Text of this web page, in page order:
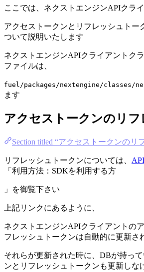
ここでは、ネクストエンジンAPIクラ
アクセストークンとリフレッシュトー
ついて説明いたします
ネクストエンジンAPIクライアントク
ファイルは、
fuel/packages/nextengine/classes/
ます
アクセストークンのリフ
Section titled “アクセストークンのリ
リフレッシュトークンについては、
「利用方法：SDKを利用する方
」を御覧下さい
上記リンクにあるように、
ネクストエンジンAPIクライアントの
フレッシュトークンは自動的に更新さ
それらが更新された時に、DBが持っ
ンとリフレッシュトークンも更新しな